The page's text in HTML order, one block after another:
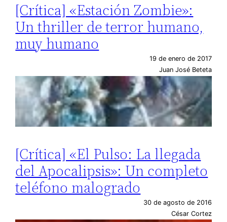
[Crítica] «Estación Zombie»:
Un thriller de terror humano,
muy humano
19 de enero de 2017
Juan José Beteta
[Crítica] «El Pulso: La llegada
del Apocalipsis»: Un completo
teléfono malogrado
30 de agosto de 2016
César Cortez